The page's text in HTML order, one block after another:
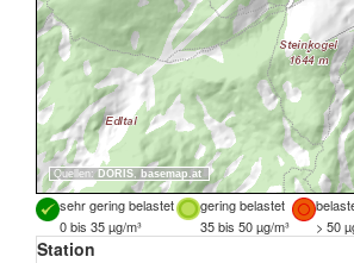
Quellen: DORIS, basemap.at
sehr gering belastet gering belastet
0 bis 35 µg/m³
35 bis 50 µg/m³ > 50
Station